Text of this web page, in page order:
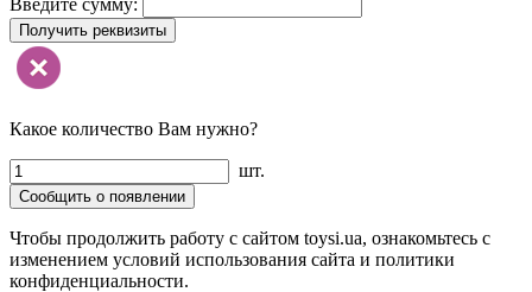
Введите сумму:
Получить реквизиты
Какое количество Вам нужно?
шт.
Сообщить о появлении
Чтобы продолжить работу с сайтом toysi.ua, ознакомьтесь с
изменением условий использования сайта и политики
конфиденциальности.